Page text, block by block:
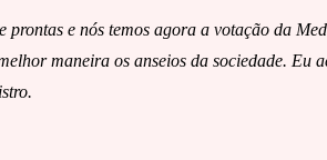
prontas e nós temos agora a votação da
maneira os anseios da sociedade. Eu